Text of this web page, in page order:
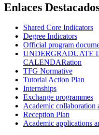
Enlaces
Shared Core Indicators
Degree Indicators
Official program
UNDERGRADUATE
CALENDARation
TFG Normative
Tutorial Action Plan
Internships
Exchange programmes
Academic collaboration
Reception Plan
Academic applications